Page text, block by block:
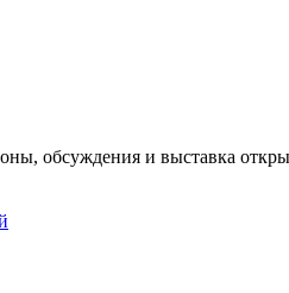
обсуждения и выставка